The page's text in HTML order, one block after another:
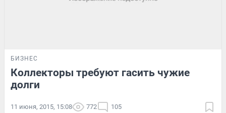
БИЗНЕС
Коллекторы требуют гасить чужие
долги
11 июня, 2015, 15:08 772 105